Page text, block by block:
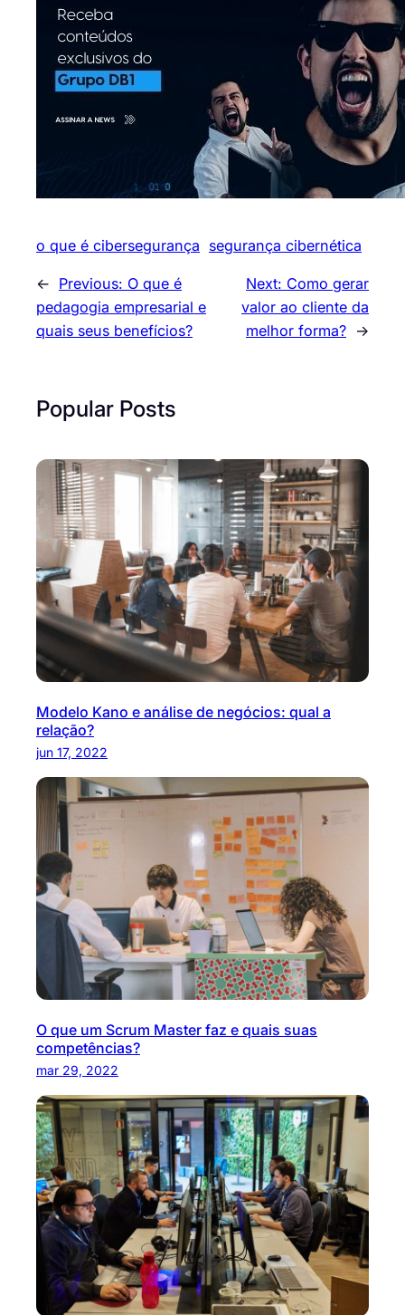
o que é cibersegurança segurança cibernética
← Previous: O que é
pedagogia empresarial e
quais seus benefícios?
Next: Como gerar
valor ao cliente da
melhor forma? →
Popular Posts
Modelo Kano e análise de negócios: qual a
relação?
jun 17, 2022
O que um Scrum Master faz e quais suas
competências?
mar 29, 2022